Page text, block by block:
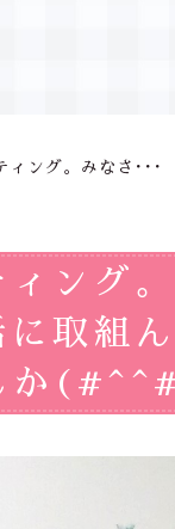
ィング。みなさ･･･
ング
取組
か